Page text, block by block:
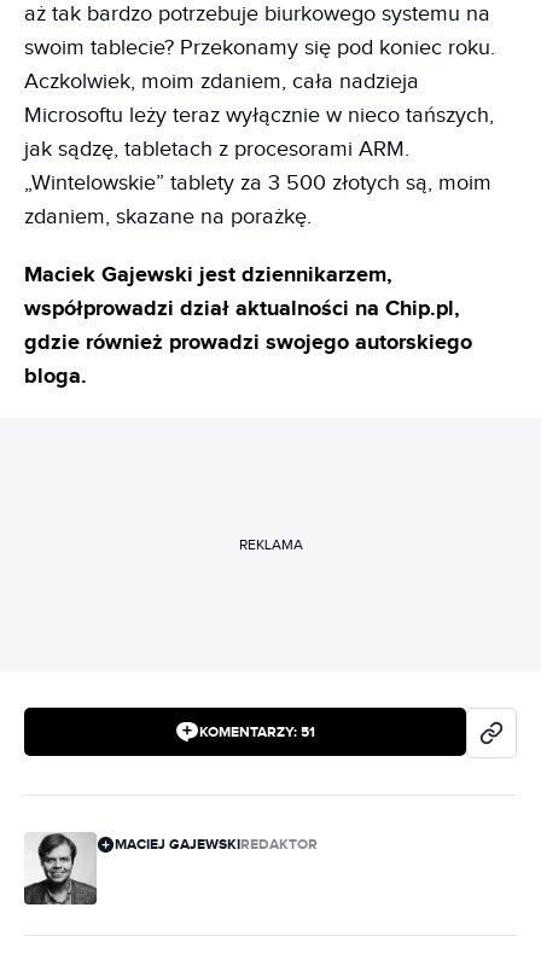
aż tak bardzo potrzebuje biurkowego systemu na
swoim tablecie? Przekonamy się pod koniec roku.
Aczkolwiek, moim zdaniem, cała nadzieja
Microsoftu leży teraz wyłącznie w nieco tańszych,
jak sądzę, tabletach z procesorami ARM.
„Wintelowskie” tablety za 3 500 złotych są, moim
zdaniem, skazane na porażkę.
Maciek Gajewski jest dziennikarzem,
współprowadzi dział aktualności na Chip.pl,
gdzie również prowadzi swojego autorskiego
bloga.
REKLAMA
KOMENTARZY: 51
MACIEJ GAJEWSKIREDAKTOR